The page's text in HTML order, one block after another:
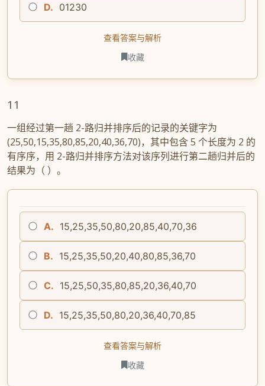
D. 01230
查看答案与解析
收藏
11
一组经过第一趟 2-路归并排序后的记录的关键字为
(25,50,15,35,80,85,20,40,36,70)，其中包含 5 个长度为 2 的
有序序，用 2-路归并排序方法对该序列进行第二趟归并后的
结果为（ ）。
A. 15,25,35,50,80,20,85,40,70,36
B. 15,25,35,50,20,40,80,85,36,70
C. 15,25,50,35,80,85,20,36,40,70
D. 15,25,35,50,80,20,36,40,70,85
查看答案与解析
收藏